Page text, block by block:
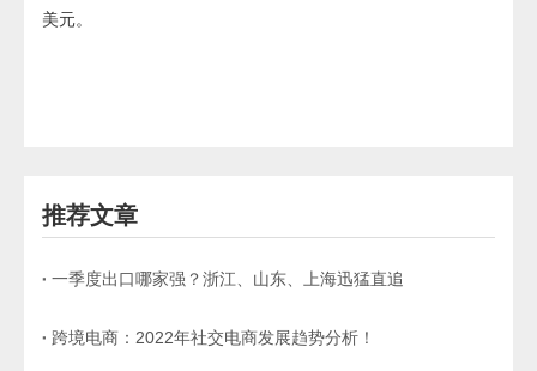
美元。
推荐文章
一季度出口哪家强？浙江、山东、上海迅猛直追
跨境电商：2022年社交电商发展趋势分析！